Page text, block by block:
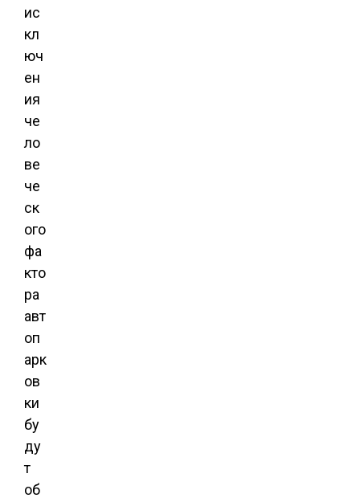
ис
кл
юч
ен
ия
че
ло
ве
че
ск
ого
фа
кто
ра
авт
оп
арк
ов
ки
бу
ду
т
об